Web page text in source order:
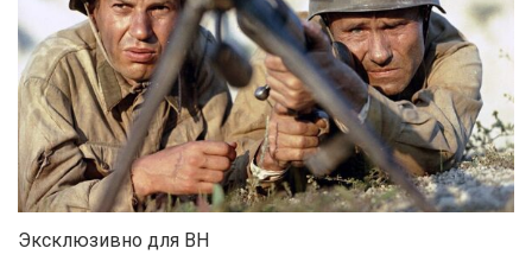
Эксклюзивно для ВН